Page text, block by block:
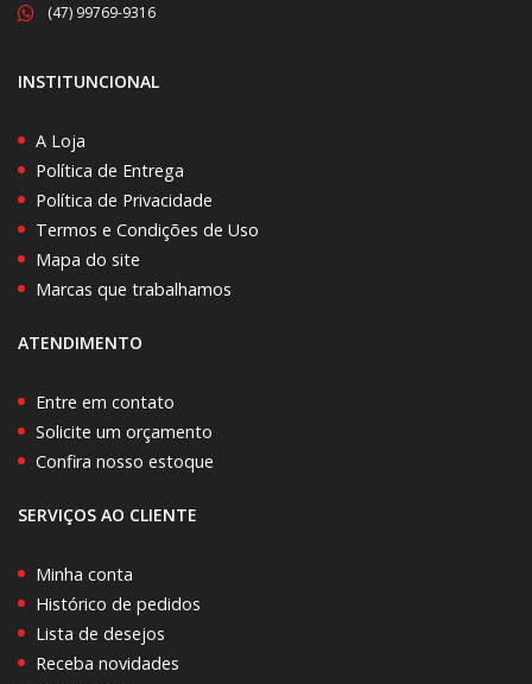
(47) 99769-9316
INSTITUNCIONAL
A Loja
Política de Entrega
Política de Privacidade
Termos e Condições de Uso
Mapa do site
Marcas que trabalhamos
ATENDIMENTO
Entre em contato
Solicite um orçamento
Confira nosso estoque
SERVIÇOS AO CLIENTE
Minha conta
Histórico de pedidos
Lista de desejos
Receba novidades